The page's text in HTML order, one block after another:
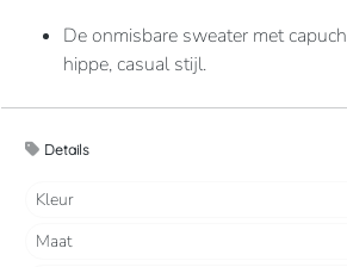
De onmisbare sweater met
hippe, casual stijl.
optimaal comfort.
Details
Kleur
Maat